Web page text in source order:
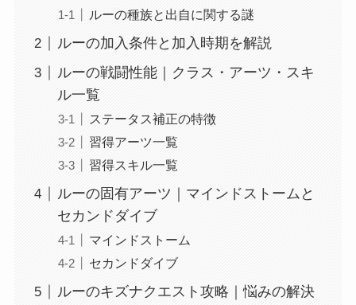
ルーの種族と出自に関する謎
ルーの加入条件と加入時期を解説
ルーの戦闘性能｜クラス・アーツ・スキ
ル一覧
ステータス補正の特徴
習得アーツ一覧
習得スキル一覧
ルーの固有アーツ｜マインドストームと
セカンドダイブ
マインドストーム
セカンドダイブ
ルーのキズナクエスト攻略｜悩みの解決